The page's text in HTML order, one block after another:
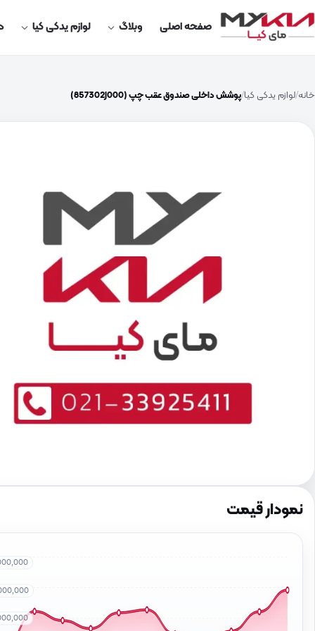
صفحه اصلی وبلاگ لوازم یدکی کیا
خانه لوازم یدکی کیا پوشش داخلی صندوق عقب چپ (857302J000)
نمودار قیمت